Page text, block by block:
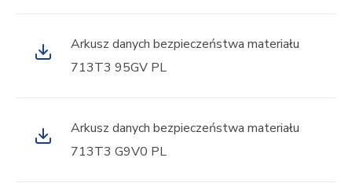
Arkusz danych bezpieczeństwa materiału
713T3 95GV PL
Arkusz danych bezpieczeństwa materiału
713T3 G9V0 PL